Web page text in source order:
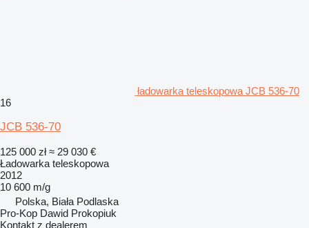
ładowarka teleskopowa JCB 536-70
16
JCB 536-70
125 000 zł ≈ 29 030 €
Ładowarka teleskopowa
2012
10 600 m/g
Polska, Biała Podlaska
Pro-Kop Dawid Prokopiuk
Kontakt z dealerem